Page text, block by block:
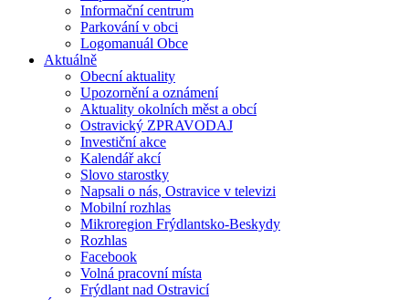
Informační centrum
Parkování v obci
Logomanuál Obce
Aktuálně
Obecní aktuality
Upozornění a oznámení
Aktuality okolních měst a obcí
Ostravický ZPRAVODAJ
Investiční akce
Kalendář akcí
Slovo starostky
Napsali o nás, Ostravice v televizi
Mobilní rozhlas
Mikroregion Frýdlantsko-Beskydy
Rozhlas
Facebook
Volná pracovní místa
Frýdlant nad Ostravicí